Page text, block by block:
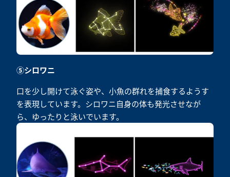
⑤シロワニ
口を少し開けて泳ぐ姿や、小魚の群れを捕食するようす
を表現しています。シロワニ自身の体も発光させなが
ら、ゆったりと泳いでいます。